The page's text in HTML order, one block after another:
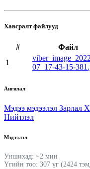
Хавсралт файлууд
# Файл
1
07_17-43-15-
Ангилал
Мэдээ мэдээлэл Зарлал
Нийтлэл
Мэдээлэл
Уншихад: ~2 мин
Үгийн тоо: 307 үг (2424